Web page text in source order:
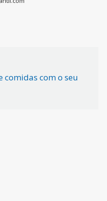
comidas com o seu